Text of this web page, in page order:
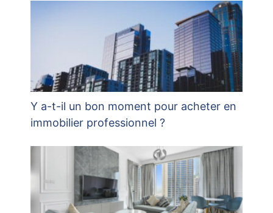
Y a-t-il un bon moment pour acheter en
immobilier professionnel ?